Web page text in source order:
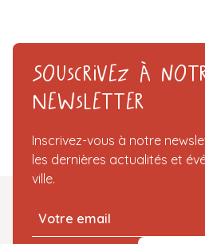
Souscrivez à
Newsletter
Inscrivez-vous à notre
les dernières actualités et
ville.